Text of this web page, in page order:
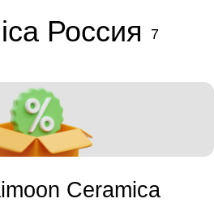
Россия 7
Ceramica